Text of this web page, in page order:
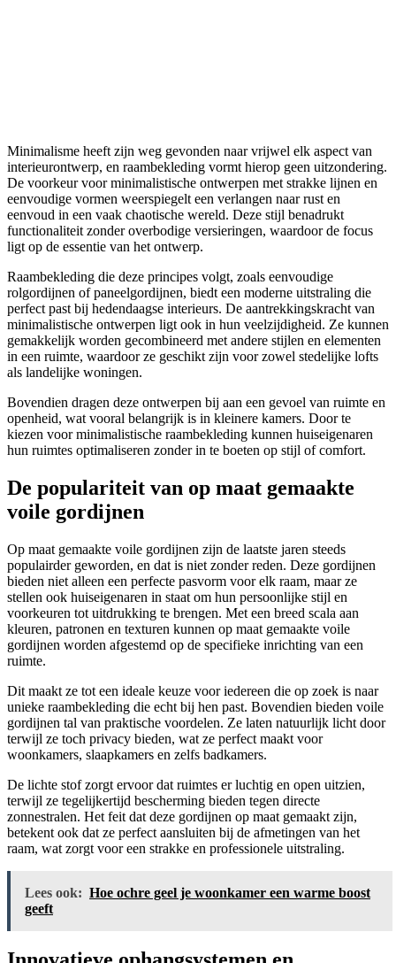
Minimalisme heeft zijn weg gevonden naar vrijwel elk aspect van
interieurontwerp, en raambekleding vormt hierop geen uitzondering.
De voorkeur voor minimalistische ontwerpen met strakke lijnen en
eenvoudige vormen weerspiegelt een verlangen naar rust en
eenvoud in een vaak chaotische wereld. Deze stijl benadrukt
functionaliteit zonder overbodige versieringen, waardoor de focus
ligt op de essentie van het ontwerp.
Raambekleding die deze principes volgt, zoals eenvoudige
rolgordijnen of paneelgordijnen, biedt een moderne uitstraling die
perfect past bij hedendaagse interieurs. De aantrekkingskracht van
minimalistische ontwerpen ligt ook in hun veelzijdigheid. Ze kunnen
gemakkelijk worden gecombineerd met andere stijlen en elementen
in een ruimte, waardoor ze geschikt zijn voor zowel stedelijke lofts
als landelijke woningen.
Bovendien dragen deze ontwerpen bij aan een gevoel van ruimte en
openheid, wat vooral belangrijk is in kleinere kamers. Door te
kiezen voor minimalistische raambekleding kunnen huiseigenaren
hun ruimtes optimaliseren zonder in te boeten op stijl of comfort.
De populariteit van op maat gemaakte
voile gordijnen
Op maat gemaakte voile gordijnen zijn de laatste jaren steeds
populairder geworden, en dat is niet zonder reden. Deze gordijnen
bieden niet alleen een perfecte pasvorm voor elk raam, maar ze
stellen ook huiseigenaren in staat om hun persoonlijke stijl en
voorkeuren tot uitdrukking te brengen. Met een breed scala aan
kleuren, patronen en texturen kunnen op maat gemaakte voile
gordijnen worden afgestemd op de specifieke inrichting van een
ruimte.
Dit maakt ze tot een ideale keuze voor iedereen die op zoek is naar
unieke raambekleding die echt bij hen past. Bovendien bieden voile
gordijnen tal van praktische voordelen. Ze laten natuurlijk licht door
terwijl ze toch privacy bieden, wat ze perfect maakt voor
woonkamers, slaapkamers en zelfs badkamers.
De lichte stof zorgt ervoor dat ruimtes er luchtig en open uitzien,
terwijl ze tegelijkertijd bescherming bieden tegen directe
zonnestralen. Het feit dat deze gordijnen op maat gemaakt zijn,
betekent ook dat ze perfect aansluiten bij de afmetingen van het
raam, wat zorgt voor een strakke en professionele uitstraling.
Lees ook: Hoe ochre geel je woonkamer een warme boost
geeft